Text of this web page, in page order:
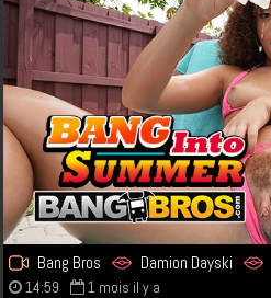
Bang Bros Damion Dayski
14:59 1 mois il y a